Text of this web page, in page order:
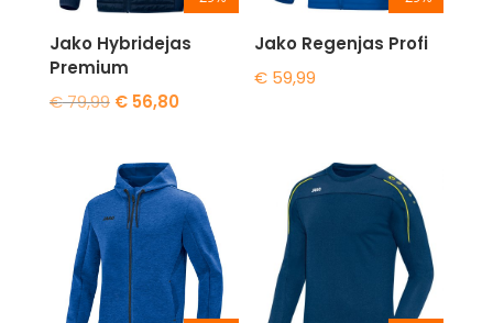
Jako Hybridejas
Premium
€79,99 Oorspronkelijke
was:
€ 79,99.
€56,80Huidige
€ 56,80.
Jako Regenjas Profi
€ 59,99